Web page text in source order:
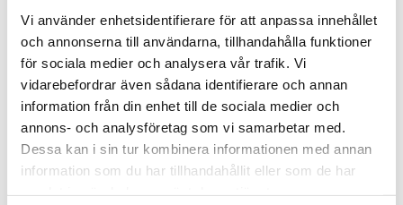
Vi använder enhetsidentifierare för att anpassa innehållet
och annonserna till användarna, tillhandahålla funktioner
för sociala medier och analysera vår trafik. Vi
vidarebefordrar även sådana identifierare och annan
information från din enhet till de sociala medier och
annons- och analysföretag som vi samarbetar med.
Dessa kan i sin tur kombinera informationen med annan
information som du har tillhandahållit eller som de har
Ämnen